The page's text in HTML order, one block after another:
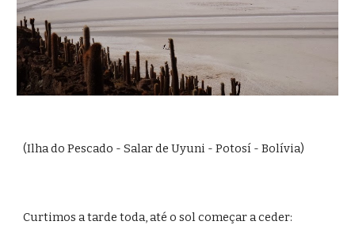
(Ilha do Pescado - Salar de Uyuni - Potosí - Bolívia)
Curtimos a tarde toda, até o sol começar a ceder: